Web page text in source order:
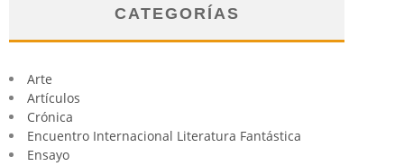
CATEGORÍAS
Arte
Artículos
Crónica
Encuentro Internacional Literatura Fantástica
Ensayo